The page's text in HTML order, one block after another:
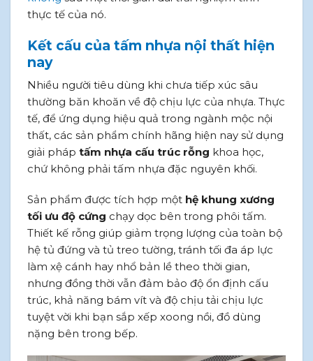
thực tế của nó.
Kết cấu của tấm nhựa nội thất hiện
nay
Nhiều người tiêu dùng khi chưa tiếp xúc sâu
thường băn khoăn về độ chịu lực của nhựa. Thực
tế, để ứng dụng hiệu quả trong ngành mộc nội
thất, các sản phẩm chính hãng hiện nay sử dụng
giải pháp tấm nhựa cấu trúc rỗng khoa học,
chứ không phải tấm nhựa đặc nguyên khối.
Sản phẩm được tích hợp một hệ khung xương
tối ưu độ cứng chạy dọc bên trong phôi tấm.
Thiết kế rỗng giúp giảm trọng lượng của toàn bộ
hệ tủ đứng và tủ treo tường, tránh tối đa áp lực
làm xệ cánh hay nhổ bản lề theo thời gian,
nhưng đồng thời vẫn đảm bảo độ ổn định cấu
trúc, khả năng bám vít và độ chịu tải chịu lực
tuyệt vời khi bạn sắp xếp xoong nồi, đồ dùng
nặng bên trong bếp.